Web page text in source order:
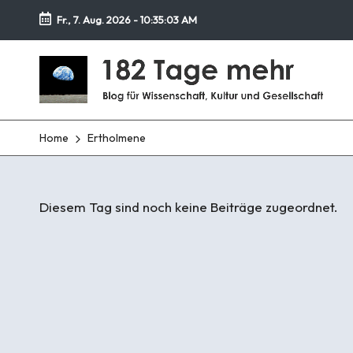
Zurück
Fr., 7. Aug. 2026 -10:35:04 AM
1
8
2
a
Blog
Kultur
Home Ertholmene
Diesem Tag sind noch keine Beiträge zugeordnet.